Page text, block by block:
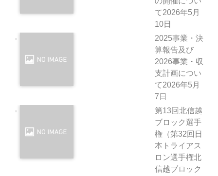
て2026年5月
10日
2025事業・決
算報告及び
2026事業・収
支計画につい
て2026年5月
7日
第13回北信越
ブロック選手
権（第32回日
本トライアス
ロン選手権北
信越ブロック